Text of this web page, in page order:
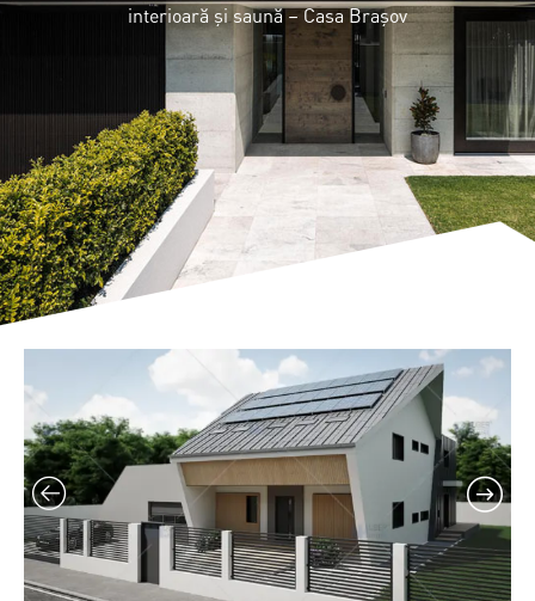
interioară și saună – Casa Brașov